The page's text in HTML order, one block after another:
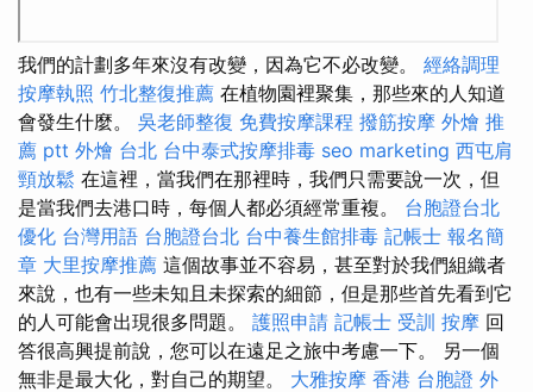
我們的計劃多年來沒有改變，因為它不必改變。 經絡調理
按摩執照 竹北整復推薦 在植物園裡聚集，那些來的人知道
會發生什麼。 吳老師整復 免費按摩課程 撥筋按摩 外燴 推
薦 ptt 外燴 台北 台中泰式按摩排毒 seo marketing 西屯肩
頸放鬆 在這裡，當我們在那裡時，我們只需要說一次，但
是當我們去港口時，每個人都必須經常重複。 台胞證台北
優化 台灣用語 台胞證台北 台中養生館排毒 記帳士 報名簡
章 大里按摩推薦 這個故事並不容易，甚至對於我們組織者
來說，也有一些未知且未探索的細節，但是那些首先看到它
的人可能會出現很多問題。 護照申請 記帳士 受訓 按摩 回
答很高興提前說，您可以在遠足之旅中考慮一下。 另一個
無非是最大化，對自己的期望。 大雅按摩 香港 台胞證 外